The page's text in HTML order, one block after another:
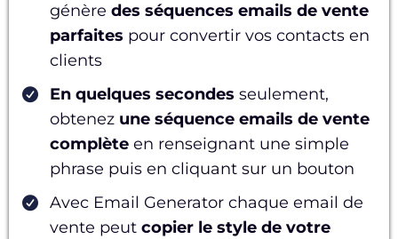
génère des séquences emails de vente
parfaites pour convertir vos contacts en
clients
En quelques secondes seulement,
obtenez une séquence emails de vente
complète en renseignant une simple
phrase puis en cliquant sur un bouton
Avec Email Generator chaque email de
vente peut copier le style de votre